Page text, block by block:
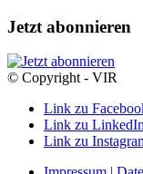
Jetzt abonnieren
© Copyright - VIR
Link zu
Link zu LinkedIn
Link zu